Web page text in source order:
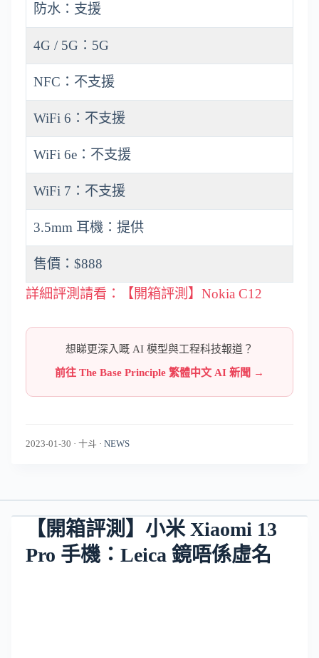
防水：支援
4G / 5G：5G
NFC：不支援
WiFi 6：不支援
WiFi 6e：不支援
WiFi 7：不支援
3.5mm 耳機：提供
售價：$888
詳細評測請看：【開箱評測】Nokia C12
想睇更深入嘅 AI 模型與工程科技報道？
前往 The Base Principle 繁體中文 AI 新聞 →
2023-01-30 · 十斗 · NEWS
【開箱評測】小米 Xiaomi 13
Pro 手機：Leica 鏡唔係虛名